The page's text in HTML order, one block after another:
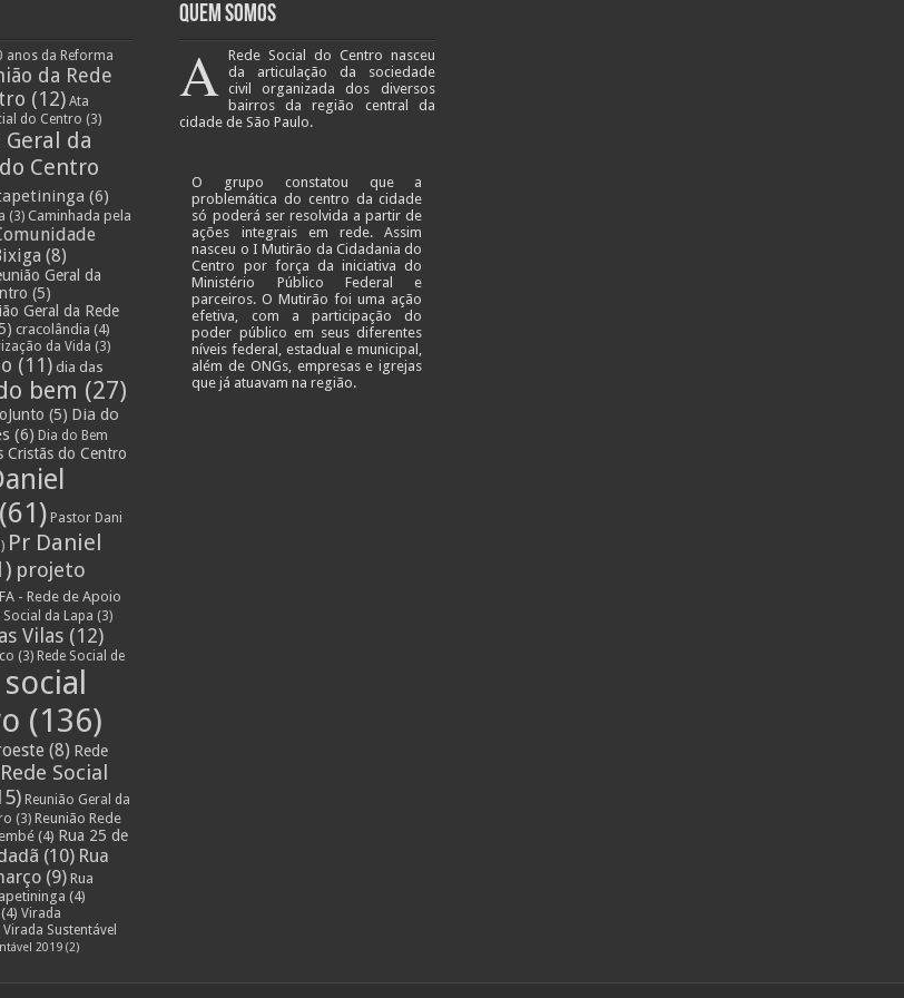
anos da Reforma
da Rede
(12) Ata
do Centro (3)
da
Centro
(6)
(3) Caminhada pela
(8)
Geral da
(5)
Geral da Rede
cracolândia (4)
da Vida (3)
(11) dia das
bem (27)
(5) Dia do
(6) Dia do Bem
Cristãs do Centro
(61) Pastor Dani
Pr Daniel
projeto
- Rede de Apoio
Social da Lapa (3)
Vilas (12)
(3) Rede Social de
(136)
(8) Rede
Rede Social
Reunião Geral da
(3) Reunião Rede
(4) Rua 25 de
(10) Rua
(9) Rua
(4)
(4) Virada
Virada Sustentável
2019 (2)
Quem Somos
A Rede Social do Centro nasceu
da articulação da sociedade
civil organizada dos diversos
bairros da região central da
cidade de São Paulo.
O grupo constatou que a
problemática do centro da cidade
só poderá ser resolvida a partir de
ações integrais em rede. Assim
nasceu o I Mutirão da Cidadania do
Centro por força da iniciativa do
Ministério Público Federal e
parceiros. O Mutirão foi uma ação
efetiva, com a participação do
poder público em seus diferentes
níveis federal, estadual e municipal,
além de ONGs, empresas e igrejas
que já atuavam na região.